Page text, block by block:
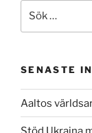
efter:
SENASTE
Aaltos